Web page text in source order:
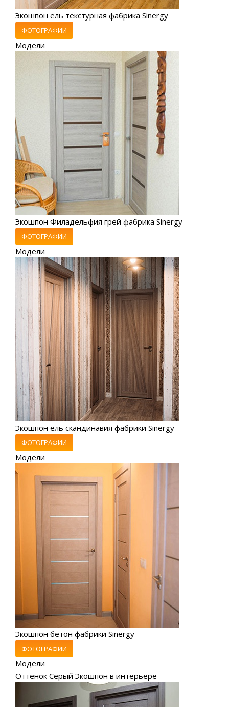
Экошпон ель текстурная фабрика Sinergy
ФОТОГРАФИИ
Модели
Экошпон Филадельфия грей фабрика Sinergy
ФОТОГРАФИИ
Модели
Экошпон ель скандинавия фабрики Sinergy
ФОТОГРАФИИ
Модели
Экошпон бетон фабрики Sinergy
ФОТОГРАФИИ
Модели
Оттенок Серый Экошпон в интерьере